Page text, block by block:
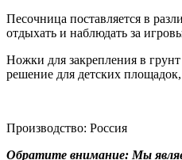
Песочница поставляется в
отдыхать и наблюдать за
Ножки для закрепления в
решение для детских
Производство: Россия
Обратите внимание: Мы